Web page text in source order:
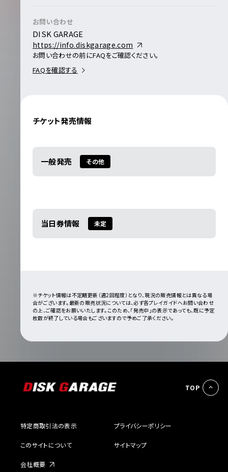
お問い合わせ
DISK GARAGE
https://info.diskgarage.com
お問い合わせの前にFAQをご確認ください。
FAQを確認する
チケット発売情報
一般発売 その他
当日券情報 未定
※チケット情報は不定期更新（週2回程度）となり、現況の販売情報とは異なる場
合がございます。最新の販売状況については、必ず各プレイガイドへお問い合わせ
の上、ご確認をお願いいたします。このため、「発売中」の表示であっても、既に予定
枚数が終了している場合もございますので予めご了承ください。
TOP
特定商取引法の表示 プライバシーポリシー
このサイトについて サイトマップ
会社概要